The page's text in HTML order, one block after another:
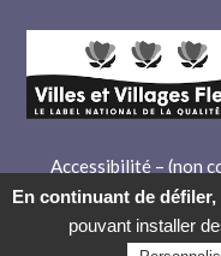
Accessibilité – (non
En continuant de défiler,
pouvant installer